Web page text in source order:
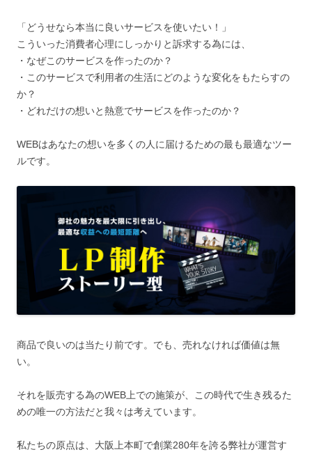
「どうせなら本当に良いサービスを使いたい！」
こういった消費者心理にしっかりと訴求する為には、
・なぜこのサービスを作ったのか？
・このサービスで利用者の生活にどのような変化をもたらすの
か？
・どれだけの想いと熱意でサービスを作ったのか？
WEBはあなたの想いを多くの人に届けるための最も最適なツー
ルです。
商品で良いのは当たり前です。でも、売れなければ価値は無
い。
それを販売する為のWEB上での施策が、この時代で生き残るた
めの唯一の方法だと我々は考えています。
私たちの原点は、大阪上本町で創業280年を誇る弊社が運営す